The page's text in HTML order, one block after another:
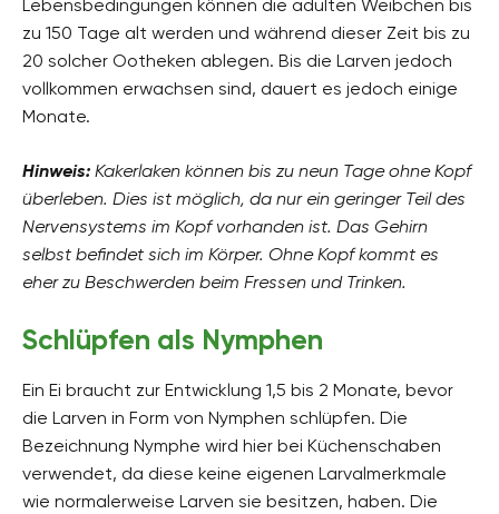
Lebensbedingungen können die adulten Weibchen bis
zu 150 Tage alt werden und während dieser Zeit bis zu
20 solcher Ootheken ablegen. Bis die Larven jedoch
vollkommen erwachsen sind, dauert es jedoch einige
Monate.
Hinweis: Kakerlaken können bis zu neun Tage ohne Kopf
überleben. Dies ist möglich, da nur ein geringer Teil des
Nervensystems im Kopf vorhanden ist. Das Gehirn
selbst befindet sich im Körper. Ohne Kopf kommt es
eher zu Beschwerden beim Fressen und Trinken.
Schlüpfen als Nymphen
Ein Ei braucht zur Entwicklung 1,5 bis 2 Monate, bevor
die Larven in Form von Nymphen schlüpfen. Die
Bezeichnung Nymphe wird hier bei Küchenschaben
verwendet, da diese keine eigenen Larvalmerkmale
wie normalerweise Larven sie besitzen, haben. Die